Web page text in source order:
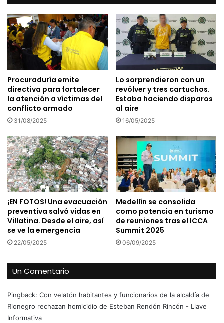
Procuraduría emite
directiva para fortalecer
la atención a víctimas del
conflicto armado
31/08/2025
Lo sorprendieron con un
revólver y tres cartuchos.
Estaba haciendo disparos
al aire
16/05/2025
¡EN FOTOS! Una evacuación
preventiva salvó vidas en
Villatina. Desde el aire, así
se ve la emergencia
22/05/2025
Medellín se consolida
como potencia en turismo
de reuniones tras el ICCA
Summit 2025
06/09/2025
Un Comentario
Pingback: Con velatón habitantes y funcionarios de la alcaldía de
Rionegro rechazan homicidio de Esteban Rendón Rincón - Llave
Informativa